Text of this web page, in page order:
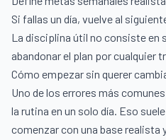
Si fallas un día, vuelve al
La disciplina útil no consiste en
abandonar el plan por cualquier
Cómo empezar sin querer
Uno de los errores más
la rutina en un solo día. Eso
comenzar con una base realista